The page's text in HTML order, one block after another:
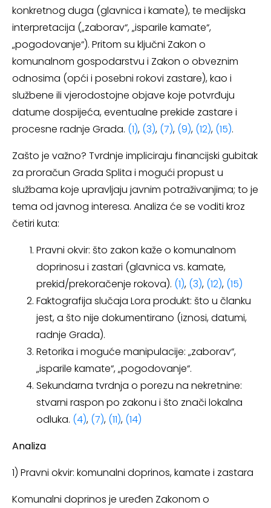
konkretnog duga (glavnica i kamate), te medijska
interpretacija („zaborav“, „isparile kamate“,
„pogodovanje“). Pritom su ključni Zakon o
komunalnom gospodarstvu i Zakon o obveznim
odnosima (opći i posebni rokovi zastare), kao i
službene ili vjerodostojne objave koje potvrđuju
datume dospijeća, eventualne prekide zastare i
procesne radnje Grada. (1), (3), (7), (9), (12), (15).
Zašto je važno? Tvrdnje impliciraju financijski gubitak
za proračun Grada Splita i mogući propust u
službama koje upravljaju javnim potraživanjima; to je
tema od javnog interesa. Analiza će se voditi kroz
četiri kuta:
Pravni okvir: što zakon kaže o komunalnom
doprinosu i zastari (glavnica vs. kamate,
prekid/prekoračenje rokova). (1), (3), (12), (15)
Faktografija slučaja Lora produkt: što u članku
jest, a što nije dokumentirano (iznosi, datumi,
radnje Grada).
Retorika i moguće manipulacije: „zaborav“,
„isparile kamate“, „pogodovanje“.
Sekundarna tvrdnja o porezu na nekretnine:
stvarni raspon po zakonu i što znači lokalna
odluka. (4), (7), (11), (14)
Analiza
1) Pravni okvir: komunalni doprinos, kamate i zastara
Komunalni doprinos je uređen Zakonom o